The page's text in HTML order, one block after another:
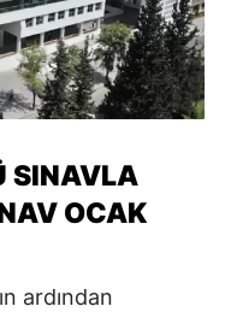
SINAVLA
OCAK
ardından